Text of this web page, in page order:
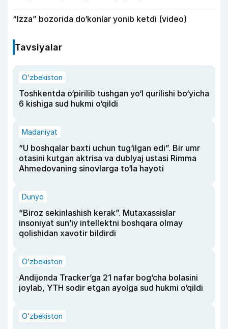
“Izza” bozorida do‘konlar yonib ketdi (video)
Tavsiyalar
O‘zbekiston
Toshkentda o‘pirilib tushgan yo‘l qurilishi bo‘yicha
6 kishiga sud hukmi o‘qildi
Madaniyat
“U boshqalar baxti uchun tug‘ilgan edi”. Bir umr
otasini kutgan aktrisa va dublyaj ustasi Rimma
Ahmedovaning sinovlarga to‘la hayoti
Dunyo
“Biroz sekinlashish kerak”. Mutaxassislar
insoniyat sun’iy intellektni boshqara olmay
qolishidan xavotir bildirdi
O‘zbekiston
Andijonda Tracker’ga 21 nafar bog‘cha bolasini
joylab, YTH sodir etgan ayolga sud hukmi o‘qildi
O‘zbekiston